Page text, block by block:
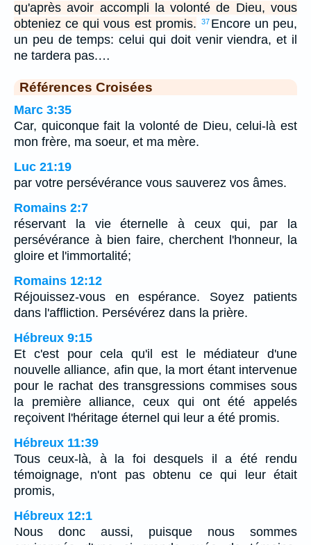
qu'après avoir accompli la volonté de Dieu, vous
obteniez ce qui vous est promis.
37 Encore un peu,
un peu de temps: celui qui doit venir viendra, et il
ne tardera pas.…
Références Croisées
Marc 3:35
Car, quiconque fait la volonté de Dieu, celui-là est
mon frère, ma soeur, et ma mère.
Luc 21:19
par votre persévérance vous sauverez vos âmes.
Romains 2:7
réservant la vie éternelle à ceux qui, par la
persévérance à bien faire, cherchent l'honneur, la
gloire et l'immortalité;
Romains 12:12
Réjouissez-vous en espérance. Soyez patients
dans l'affliction. Persévérez dans la prière.
Hébreux 9:15
Et c'est pour cela qu'il est le médiateur d'une
nouvelle alliance, afin que, la mort étant intervenue
pour le rachat des transgressions commises sous
la première alliance, ceux qui ont été appelés
reçoivent l'héritage éternel qui leur a été promis.
Hébreux 11:39
Tous ceux-là, à la foi desquels il a été rendu
témoignage, n'ont pas obtenu ce qui leur était
promis,
Hébreux 12:1
Nous donc aussi, puisque nous sommes